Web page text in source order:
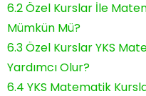
6.2Özel Kurslar İle
Mümkün Mü?
6.3Özel Kurslar YKS
Yardımcı Olur?
6.4 YKS Matematik